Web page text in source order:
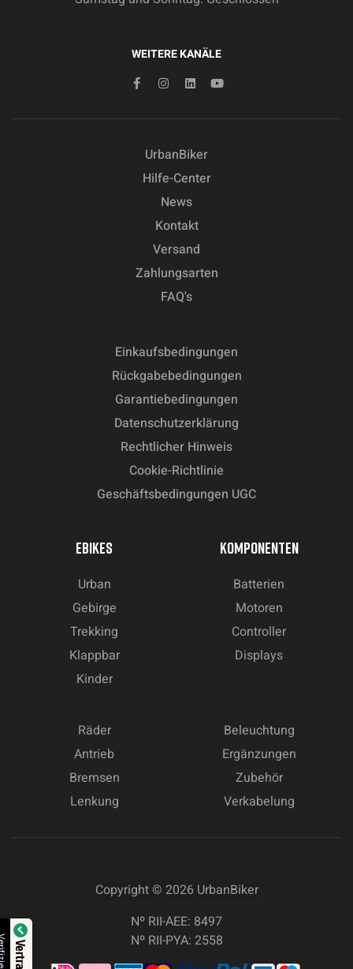
WEITERE KANÄLE
UrbanBiker
Hilfe-Center
News
Kontakt
Versand
Zahlungsarten
FAQ's
Einkaufsbedingungen
Rückgabebedingungen
Garantiebedingungen
Datenschutzerklärung
Rechtlicher Hinweis
Cookie-Richtlinie
Geschäftsbedingungen UGC
EBIKES
Urban
Gebirge
Trekking
Klappbar
Kinder
KOMPONENTEN
Batterien
Motoren
Controller
Displays
Räder
Antrieb
Bremsen
Lenkung
Beleuchtung
Ergänzungen
Zubehör
Verkabelung
Copyright © 2026 UrbanBiker
Nº RII-AEE: 8497
Nº RII-PYA: 2558